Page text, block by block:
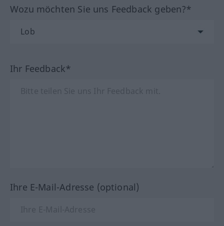
Wozu möchten Sie uns Feedback geben?*
Ihr Feedback*
Ihre E-Mail-Adresse (optional)